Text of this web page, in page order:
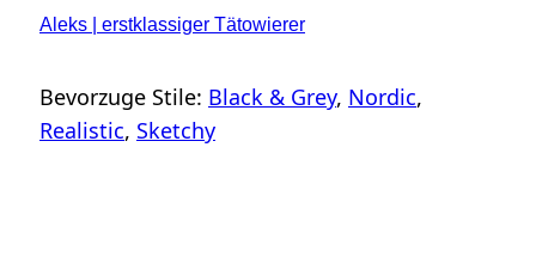
Aleks | erstklassiger Tätowierer
Bevorzuge Stile: Black & Grey, Nordic
Realistic, Sketchy